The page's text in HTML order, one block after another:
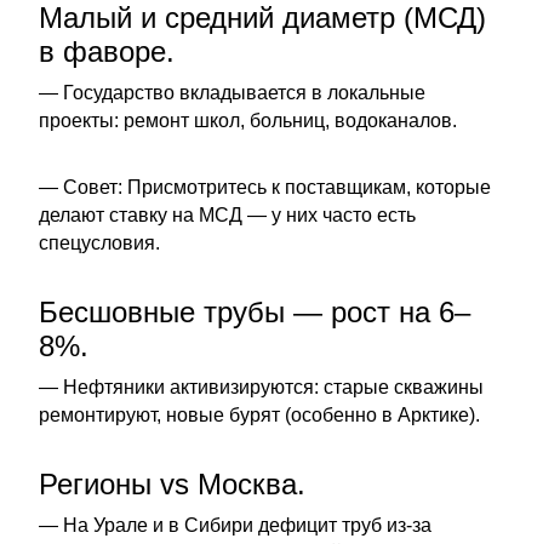
Малый и средний диаметр (МСД)
в фаворе.
— Государство вкладывается в локальные
проекты: ремонт школ, больниц, водоканалов.
— Совет: Присмотритесь к поставщикам, которые
делают ставку на МСД — у них часто есть
спецусловия.
Бесшовные трубы — рост на 6–
8%.
— Нефтяники активизируются: старые скважины
ремонтируют, новые бурят (особенно в Арктике).
Регионы vs Москва.
— На Урале и в Сибири дефицит труб из-за